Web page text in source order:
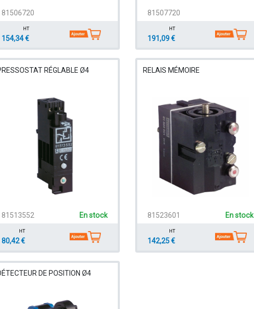
81506720
HT
154,34 €
81507720
HT
191,09 €
RÉGLABLE Ø4
81513552 En stock
HT
80,42 €
RELAIS MÉMOIRE
81523601 En stock
HT
142,25 €
DE POSITION Ø4